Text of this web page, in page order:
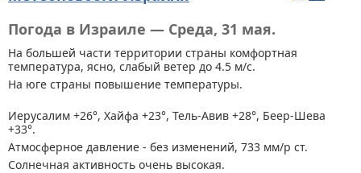
Погода в Израиле — Среда, 31 мая.
На большей части территории страны комфортная
температура, ясно, слабый ветер до 4.5 м/с.
На юге страны повышение температуры.
Иерусалим +26°, Хайфа +23°, Тель-Авив +28°, Беер-Шева
+33°.
Атмосферное давление - без изменений, 733 мм/р ст.
Солнечная активность очень высокая.